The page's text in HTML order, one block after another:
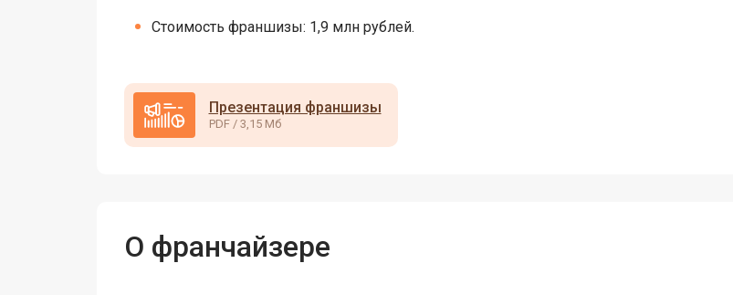
Стоимость франшизы: 1,9 млн рублей.
Презентация франшизы
PDF / 3,15 Мб
О франчайзере